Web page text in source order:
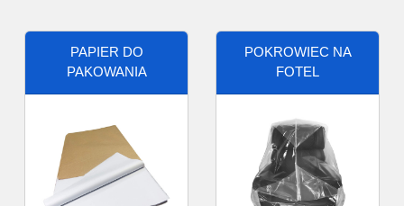
PAPIER DO
PAKOWANIA
POKROWIEC NA
FOTEL